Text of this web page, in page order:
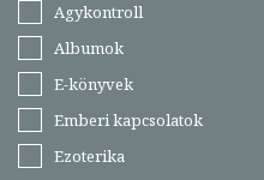
Agykontroll
Albumok
E-könyvek
Emberi kapcsolatok
Ezoterika